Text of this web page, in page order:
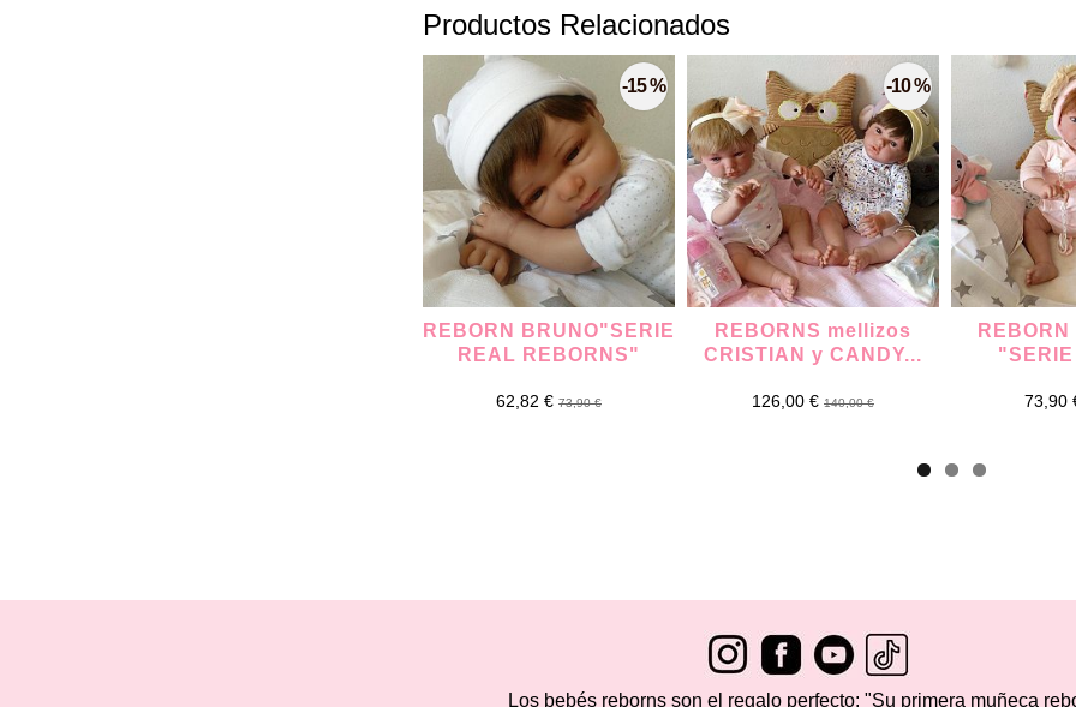
Productos Relacionados
-15 %
REBORN BRUNO"SERIE
REAL REBORNS"
62,82 € 73,90 €
-10 %
REBORNS mellizos
CRISTIAN y CANDY...
126,00 € 140,00 € 73,90
Los bebés reborns son el regalo perfecto: "Su primera muñeca